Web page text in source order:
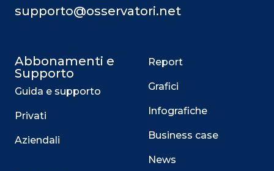
supporto@osservatori.net
Abbonamenti e
Supporto
Guida e supporto
Privati
Aziendali
Report
Grafici
Infografiche
Business case
News